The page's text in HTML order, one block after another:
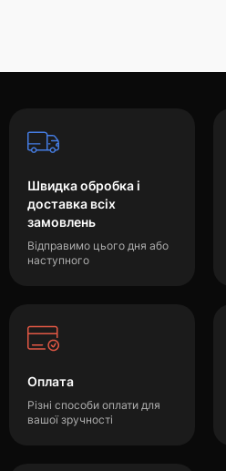
Швидка обробка і
доставка всіх
замовлень
Відправимо цього дня або
наступного
Оплата
Різні способи оплати для
вашої зручності